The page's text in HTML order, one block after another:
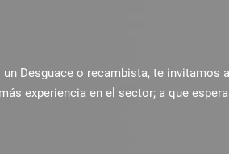
Desguace o recambista, te invitamos a
experiencia en el sector; a que